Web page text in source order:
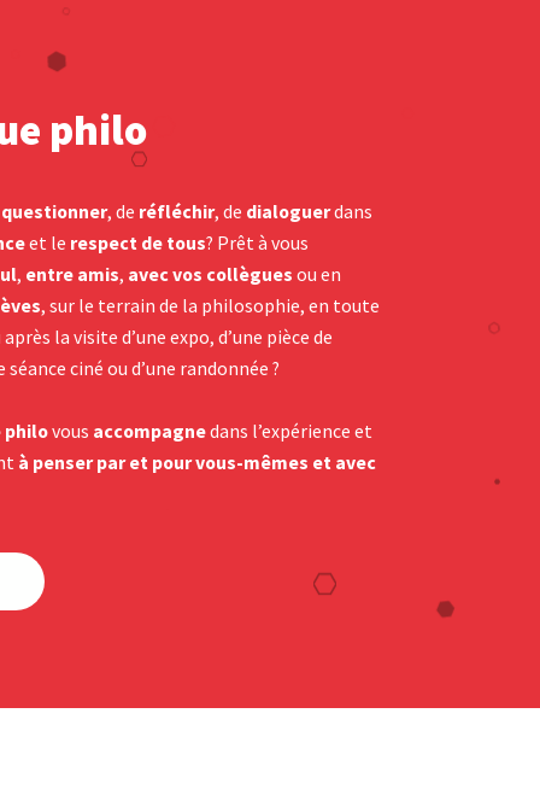
philo
questionner, de réfléchir, de dialoguerdans
et le respect de tous? Prêt à vous
, entre amis, avec vos collègues ou en
, sur le terrain de la philosophie, en toute
la visite d’une expo, d’une pièce de
ciné ou d’une randonnée ?
philovous accompagnedans l’expérience et
à penser par et pour vous-mêmes et avec